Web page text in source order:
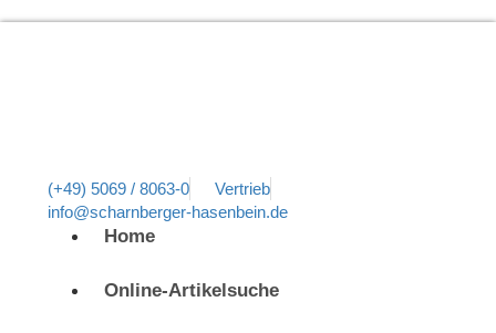
(+49) 5069 / 8063-0
Vertrieb
info@scharnberger-hasenbein.de
Home
Online-Artikelsuche